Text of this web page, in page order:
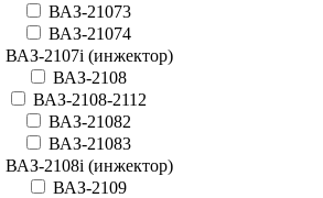
ВАЗ-21073
ВАЗ-21074
ВАЗ-2107i (инжектор)
ВАЗ-2108
ВАЗ-2108-2112
ВАЗ-21082
ВАЗ-21083
ВАЗ-2108i (инжектор)
ВАЗ-2109